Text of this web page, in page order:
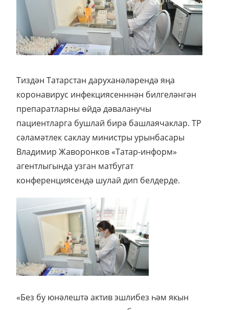
Тиздән Татарстан даруханәләрендә яңа
коронавирус инфекциясенннән билгеләнгән
препаратларны өйдә дәваланучы
пациентларга бушлай бирә башлаячаклар. ТР
сәламәтлек саклау министры урынбасары
Владимир Жаворонков «Татар-информ»
агентлыгында узган матбугат
конференциясендә шулай дип белдерде.
«Без бу юнәлештә актив эшлибез һәм якын